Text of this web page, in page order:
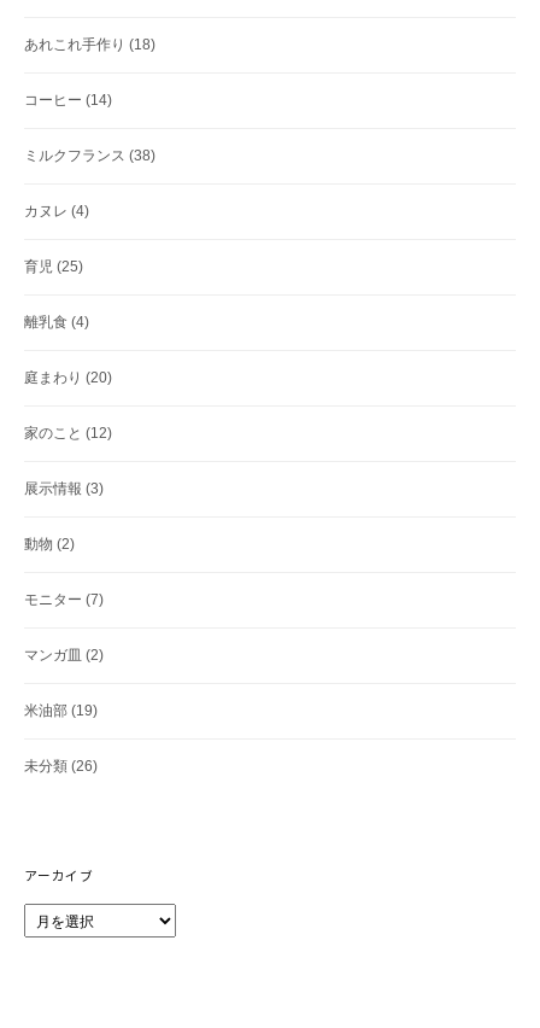
あれこれ手作り (18)
コーヒー (14)
ミルクフランス (38)
カヌレ (4)
育児 (25)
離乳食 (4)
庭まわり (20)
家のこと (12)
展示情報 (3)
動物 (2)
モニター (7)
マンガ皿 (2)
米油部 (19)
未分類 (26)
アーカイブ
ー